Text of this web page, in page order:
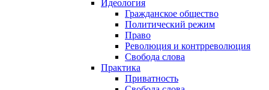
Идеология
Гражданское общество
Политический режим
Право
Революция и контрреволюция
Свобода слова
Практика
Приватность